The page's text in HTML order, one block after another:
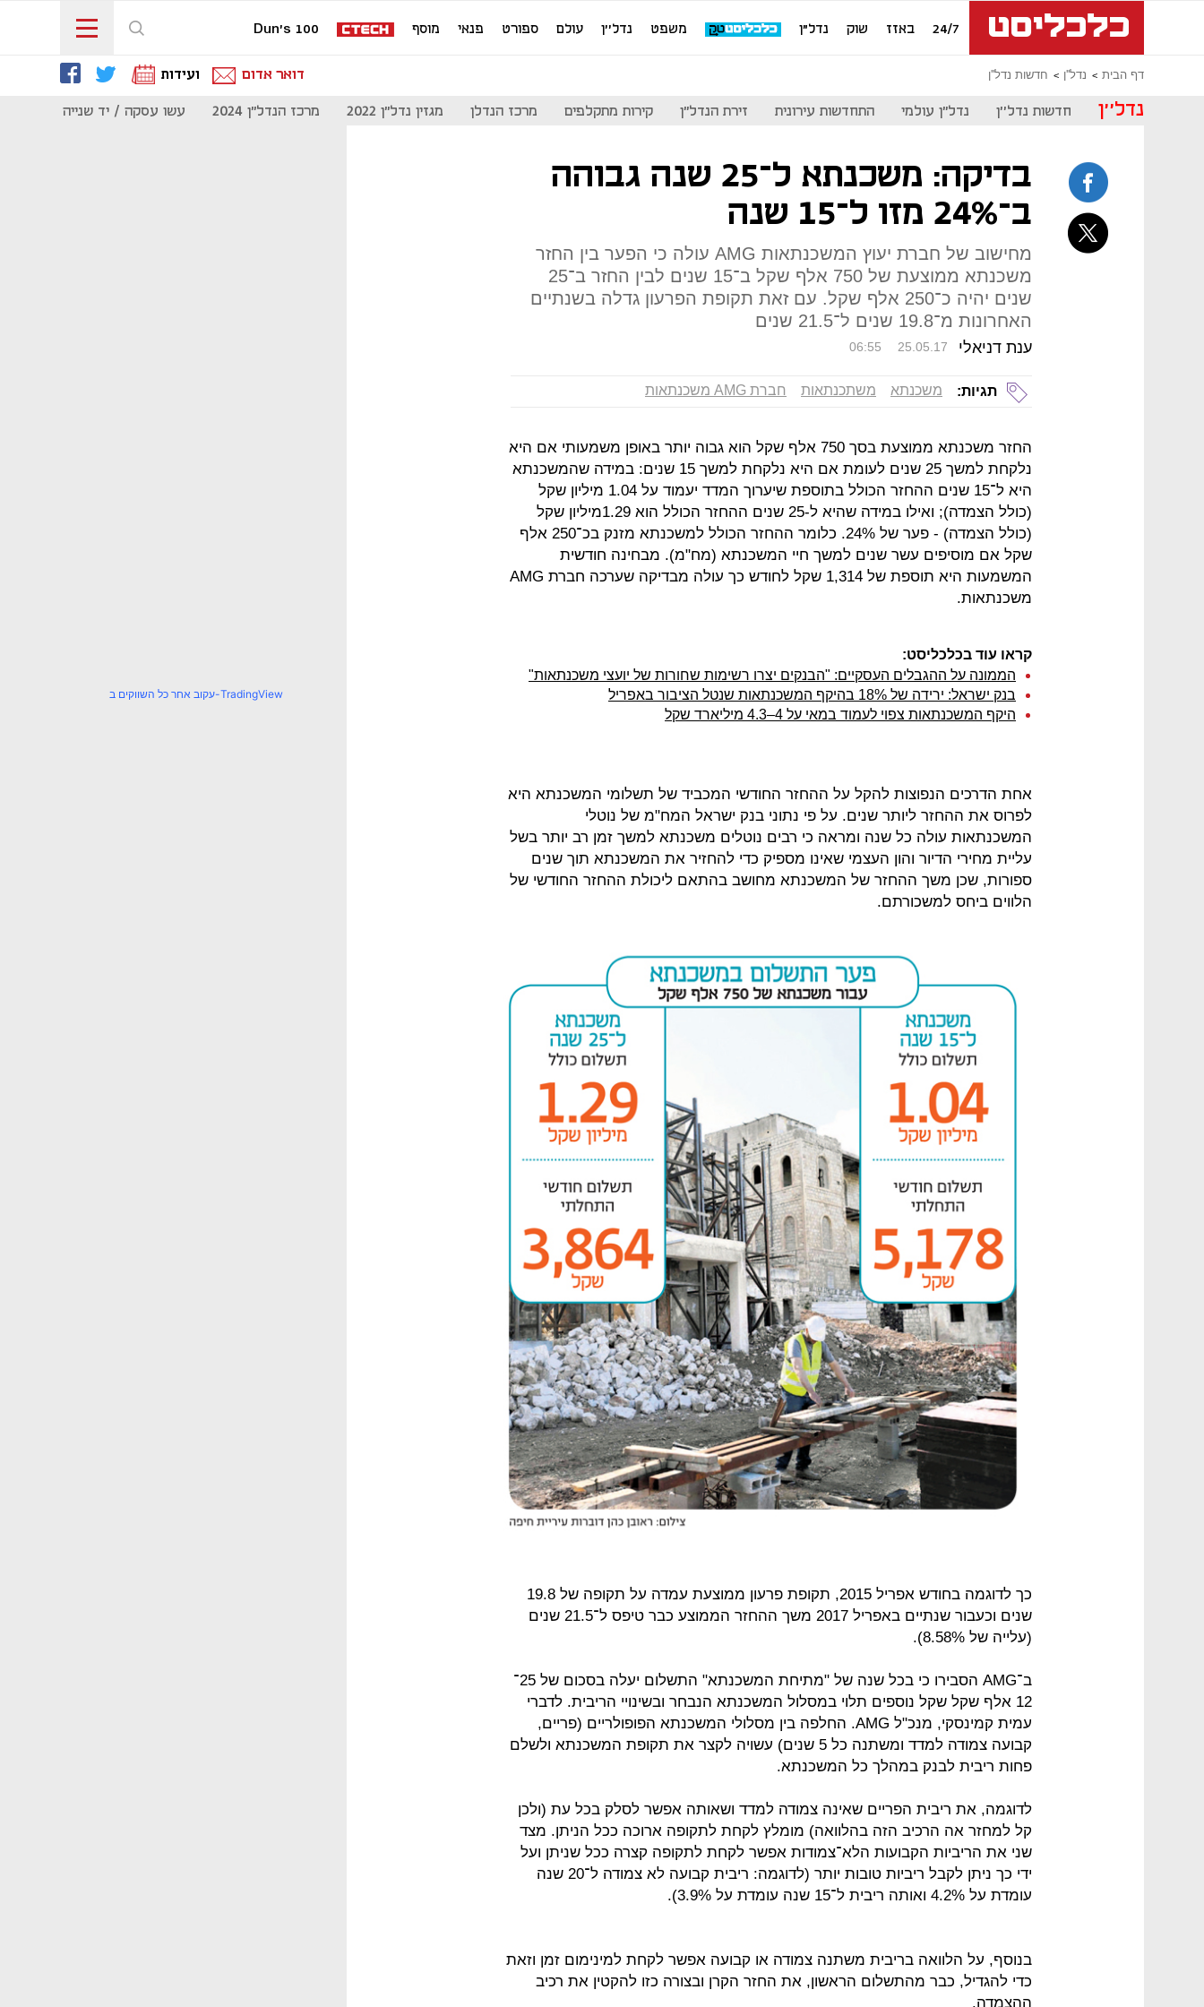
24/7 באזז שוק נדל"ן משפט נדל''ן עולם ספורט פנאי מוסף Dun's 100
דף הבית נדל''ן חדשות נדל''ן דואר אדום ועידות
נדל''ן חדשות נדל''ן נדל"ן עולמי התחדשות עירונית זירת הנדל"ן קירות מתקלפים מרכז הנדלן מגזין נדל"ן 2022 מרכז הנדל"ן 2024 עשו עסקה / יד שנייה
בדיקה: משכנתא ל־25 שנה גבוהה
ב־24% מזו ל־15 שנה
מחישוב של חברת יעוץ המשכנתאות AMG עולה כי הפער בין החזר
משכנתא ממוצעת של 750 אלף שקל ב־15 שנים לבין החזר ב־25
שנים יהיה כ־250 אלף שקל. עם זאת תקופת הפרעון גדלה בשנתיים
האחרונות מ־19.8 שנים ל־21.5 שנים
ענת דניאלי 06:55 25.05.17
תגיות: משכנתא משתכנתאות חברת AMG משכנתאות
החזר משכנתא ממוצעת בסך 750 אלף שקל הוא גבוה יותר באופן משמעותי אם היא
נלקחת למשך 25 שנים לעומת אם היא נלקחת למשך 15 שנים: במידה שהמשכנתא
היא ל־15 שנים ההחזר הכולל בתוספת שיערוך המדד יעמוד על 1.04 מיליון שקל
(כולל הצמדה); ואילו במידה שהיא ל-25 שנים ההחזר הכולל הוא 1.29מיליון שקל
(כולל הצמדה) - פער של 24%. כלומר ההחזר הכולל למשכנתא מזנק בכ־250 אלף
שקל אם מוסיפים עשר שנים למשך חיי המשכנתא (מח"מ). מבחינה חודשית
המשמעות היא תוספת של 1,314 שקל לחודש כך עולה מבדיקה שערכה חברת AMG
משכנתאות.
קראו עוד בכלכליסט:
הממונה על ההגבלים העסקיים: "הבנקים יצרו רשימות שחורות של יועצי משכנתאות"
בנק ישראל: ירידה של 18% בהיקף המשכנתאות שנטל הציבור באפריל
היקף המשכנתאות צפוי לעמוד במאי על 4–4.3 מיליארד שקל
אחת הדרכים הנפוצות להקל על ההחזר החודשי המכביד של תשלומי המשכנתא היא
לפרוס את ההחזר ליותר שנים. על פי נתוני בנק ישראל המח"מ של נוטלי
המשכנתאות עולה כל שנה ומראה כי רבים נוטלים משכנתא למשך זמן רב יותר בשל
עליית מחירי הדיור והון העצמי שאינו מספיק כדי להחזיר את המשכנתא תוך שנים
ספורות, שכן משך ההחזר של המשכנתא מחושב בהתאם ליכולת ההחזר החודשי של
הלווים ביחס למשכורתם.
כך לדוגמה בחודש אפריל 2015, תקופת פרעון ממוצעת עמדה על תקופה של 19.8
שנים וכעבור שנתיים באפריל 2017 משך ההחזר הממוצע כבר טיפס ל־21.5 שנים
(עלייה של 8.58%).
ב־AMG הסבירו כי בכל שנה של "מתיחת המשכנתא" התשלום יעלה בסכום של 25־
12 אלף שקל שקל נוספים תלוי במסלול המשכנתא הנבחר ובשינויי הריבית. לדברי
עמית קמינסקי, מנכ"ל AMG. החלפה בין מסלולי המשכנתא הפופולריים (פריים,
קבועה צמודה למדד ומשתנה כל 5 שנים) עשויה לקצר את תקופת המשכנתא ולשלם
פחות ריבית לבנק במהלך כל המשכנתא.
לדוגמה, את ריבית הפריים שאינה צמודה למדד ושאותה אפשר לסלק בכל עת (ולכן
קל למחזר אה הרכיב הזה בהלוואה) מומלץ לקחת לתקופה ארוכה ככל הניתן. מצד
שני את הריביות הקבועות הלא־צמודות אפשר לקחת לתקופה קצרה ככל שניתן ועל
ידי כך ניתן לקבל ריביות טובות יותר (לדוגמה: ריבית קבועה לא צמודה ל־20 שנה
עומדת על 4.2% ואותה ריבית ל־15 שנה עומדת על 3.9%).
בנוסף, על הלוואה בריבית משתנה צמודה או קבועה אפשר לקחת למינימום זמן וזאת
כדי להגדיל, כבר מהתשלום הראשון, את החזר הקרן ובצורה כזו להקטין את רכיב
ההצמדה.
עקוב אחר כל השווקים ב-TradingView